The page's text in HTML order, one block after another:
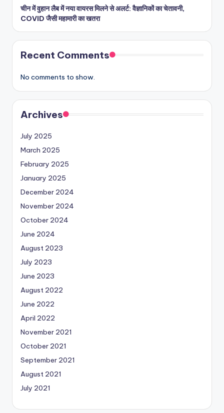
चीन में वुहान लैब में नया वायरस मिलने से अलर्ट: वैज्ञानिकों का चेतावनी,
COVID जैसी महामारी का खतरा
Recent Comments
No comments to show.
Archives
July 2025
March 2025
February 2025
January 2025
December 2024
November 2024
October 2024
June 2024
August 2023
July 2023
June 2023
August 2022
June 2022
April 2022
November 2021
October 2021
September 2021
August 2021
July 2021